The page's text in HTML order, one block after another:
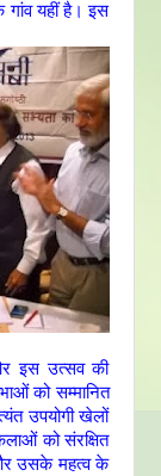
गांव यहीं है। इस
इस उत्सव की
को सम्मानित
उपयोगी खेलों
को संरक्षित
और उसके महत्व के